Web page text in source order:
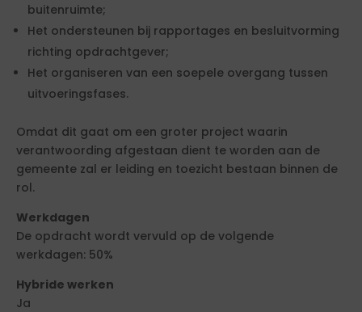
buitenruimte;
Het ondersteunen bij rapportages en besluitvorming
richting opdrachtgever;
Het organiseren van een soepele overgang tussen
uitvoeringsfases.
Omdat dit gaat om een groter project waarin
verantwoording afgestaan dient te worden aan de
gemeente zal er leiding en toezicht bestaan binnen de
rol.
Werkdagen
De opdracht wordt vervuld op de volgende
werkdagen: 50%
Hybride werken
Ja